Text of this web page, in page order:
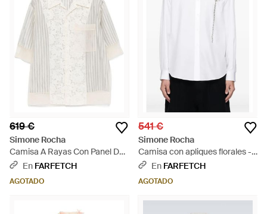
619 €
Simone Rocha
Camisa A Rayas Con Panel De
Encaje - Blanco
En FARFETCH
AGOTADO
541 €
Simone Rocha
Camisa con apliques florales -
Blanco
En FARFETCH
AGOTADO